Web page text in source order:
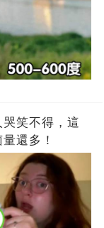
笑不得，這
還多！